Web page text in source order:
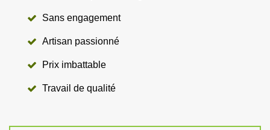
Sans engagement
Artisan passionné
Prix imbattable
Travail de qualité